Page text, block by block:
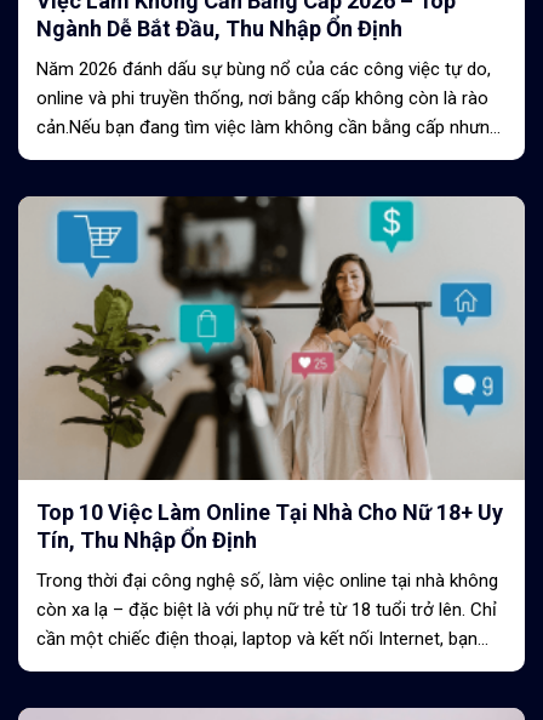
Ngành Dễ Bắt Đầu, Thu Nhập Ổn Định
Năm 2026 đánh dấu sự bùng nổ của các công việc tự do,
online và phi truyền thống, nơi bằng cấp không còn là rào
cản.Nếu bạn đang tìm việc làm không cần bằng cấp nhưng
vẫn có thu nhập...
Top 10 Việc Làm Online Tại Nhà Cho Nữ 18+ Uy
Tín, Thu Nhập Ổn Định
Trong thời đại công nghệ số, làm việc online tại nhà không
còn xa lạ – đặc biệt là với phụ nữ trẻ từ 18 tuổi trở lên. Chỉ
cần một chiếc điện thoại, laptop và kết nối Internet, bạn...